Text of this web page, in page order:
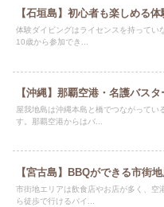
【石垣島】初心者も楽しめる
体験ダイビングはライセンスを持ってい
10歳から参加でき...
【沖縄】那覇空港・名護バス
屋我地島は沖縄本島と橋でつながってい
す。那覇空港からはバ...
【宮古島】BBQができる市街
市街地エリアは飲食店やお店が多く、空
ら徒歩で行けるパイ...